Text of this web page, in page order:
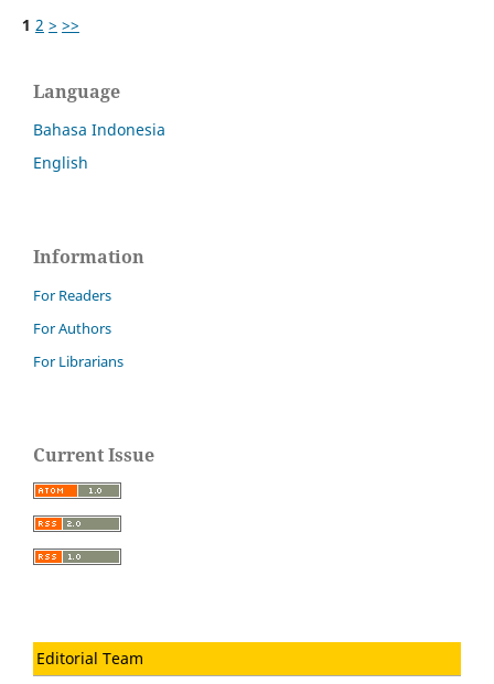
1 2 > >>
Language
Bahasa Indonesia
English
Information
For Readers
For Authors
For Librarians
Current Issue
Editorial Team